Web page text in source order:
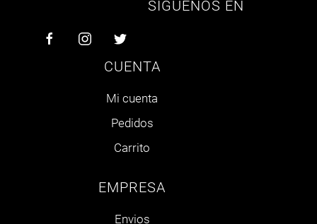
SÍGUENOS EN
CUENTA
Mi cuenta
Pedidos
Carrito
EMPRESA
Envios